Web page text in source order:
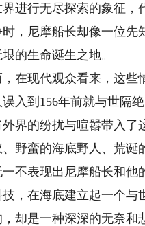
界进行无尽探索的象征
，尼摩船长却像一位先
的生命诞生之地。
现代观众看来，这些
入到156年前就与世隔
界的纷扰与喧嚣带入了
、野蛮的海底野人、荒
不表现出尼摩船长和他
技，在海底建立起一个
，却是一种深深的无奈和